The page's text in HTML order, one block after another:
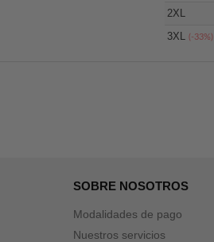
2XL
3XL(-33%)
SOBRE NOSOTROS
Modalidades de pago
Nuestros servicios